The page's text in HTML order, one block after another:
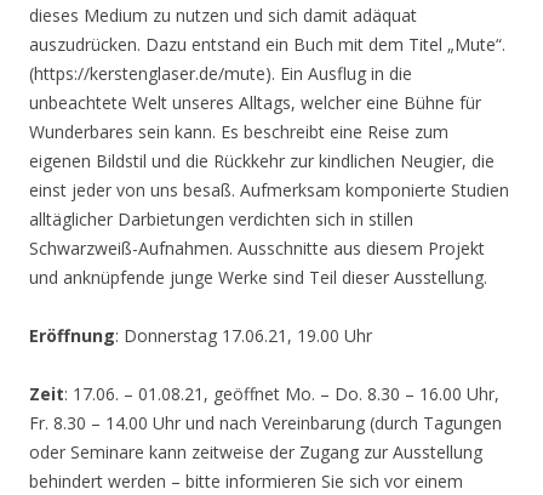
dieses Medium zu nutzen und sich damit adäquat
auszudrücken. Dazu entstand ein Buch mit dem Titel „Mute“.
(https://kerstenglaser.de/mute). Ein Ausflug in die
unbeachtete Welt unseres Alltags, welcher eine Bühne für
Wunderbares sein kann. Es beschreibt eine Reise zum
eigenen Bildstil und die Rückkehr zur kindlichen Neugier, die
einst jeder von uns besaß. Aufmerksam komponierte Studien
alltäglicher Darbietungen verdichten sich in stillen
Schwarzweiß-Aufnahmen. Ausschnitte aus diesem Projekt
und anknüpfende junge Werke sind Teil dieser Ausstellung.
Eröffnung: Donnerstag 17.06.21, 19.00 Uhr
Zeit: 17.06. – 01.08.21, geöffnet Mo. – Do. 8.30 – 16.00 Uhr,
Fr. 8.30 – 14.00 Uhr und nach Vereinbarung (durch Tagungen
oder Seminare kann zeitweise der Zugang zur Ausstellung
behindert werden – bitte informieren Sie sich vor einem